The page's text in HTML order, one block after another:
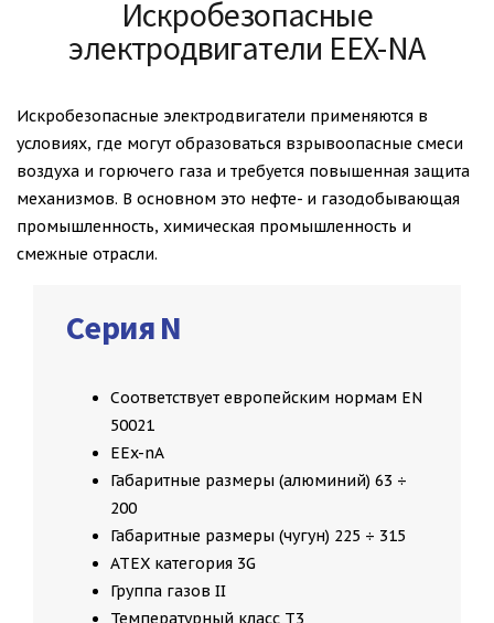
Искробезопасные
электродвигатели EEX-NA
Искробезопасные электродвигатели применяются в
условиях, где могут образоваться взрывоопасные смеси
воздуха и горючего газа и требуется повышенная защита
механизмов. В основном это нефте- и газодобывающая
промышленность, химическая промышленность и
смежные отрасли.
Серия N
Соответствует европейским нормам EN
50021
EEx-nA
Габаритные размеры (алюминий) 63 ÷
200
Габаритные размеры (чугун) 225 ÷ 315
ATEX категория 3G
Группа газов II
Температурный класс T3